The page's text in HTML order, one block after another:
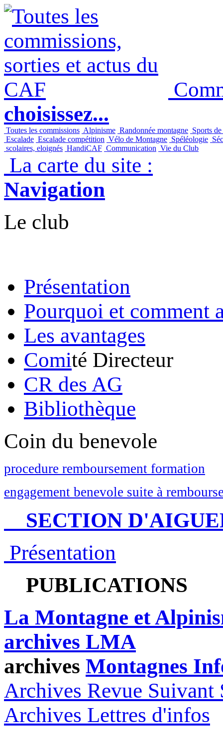
choisissez...
Toutes les commissions Alpinisme Randonnée montagne Sports
Escalade Escalade compétition Vélo de Montagne Spéléologie
scolaires, eloignés HandiCAF Communication Vie du Club
La carte du site :
Navigation
Le club
Présentation
Pourquoi et comment
Les avantages
Comité Directeur
CR des AG
Bibliothèque
Coin du benevole
procedure remboursement formation
engagement benevole suite à
SECTION
Présentation
PUBLICATIONS
La Montagne et
archives LMA
archives Montagnes
Archives Revue Suivant
Archives Lettres d'infos